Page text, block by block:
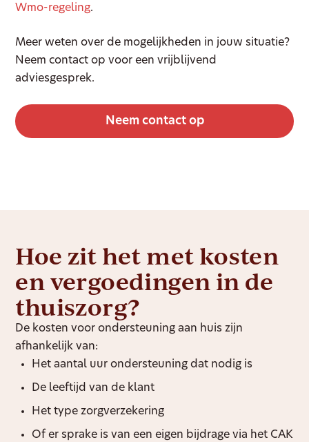
Wmo-regeling.
Meer weten over de mogelijkheden in jouw situatie?
Neem contact op voor een vrijblijvend
adviesgesprek.
Neem contact op
Hoe zit het met kosten
en vergoedingen in de
thuiszorg?
De kosten voor ondersteuning aan huis zijn
afhankelijk van:
Het aantal uur ondersteuning dat nodig is
De leeftijd van de klant
Het type zorgverzekering
Of er sprake is van een eigen bijdrage via het CAK